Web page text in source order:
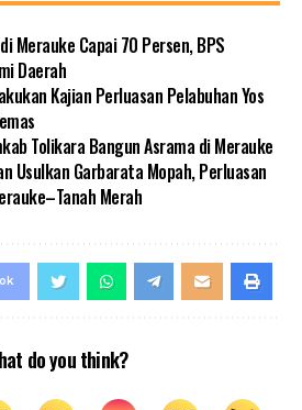
Merauke Capai 70 Persen, BPS
Daerah
Kajian Perluasan Pelabuhan Yos
Tolikara Bangun Asrama di Merauke
Usulkan Garbarata Mopah, Perluasan
Merah
do you think?